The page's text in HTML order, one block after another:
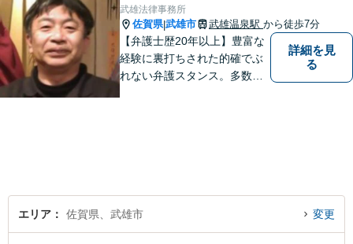
武雄法律事務所
佐賀県|武雄市 武雄温泉駅 から徒歩7分
【弁護士歴20年以上】豊富な
経験に裏打ちされた的確でぶ
れない弁護スタンス。多数の
員。
詳細を見
る
エリア 佐賀県、武雄市 変更